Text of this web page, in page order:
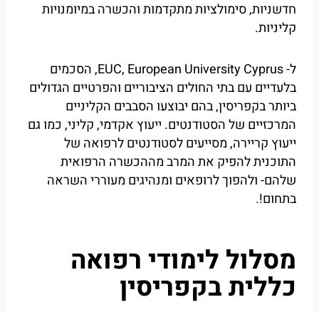
חדשניות, סימולציות מתקדמות והכשרה במיומנויות
קליניות.
ל- EUC, European University Cyprus, הסכמים
בלעדיים עם בתי החולים הציבוריים והפרטיים הגדולים
ביותר בקפריסין, בהם יבוצעו הסבבים הקליניים
המרכזיים של הסטודנטים. ייעוץ אקדמי, קליני, כמו גם
ייעוץ קריירה, מסייעים לסטודנטים לרפואה של
התוכנית להפיק את המרב מההכשרה הרפואית
שלהם- ולהפוך לרופאים ומנהיגים מעוררי השראה
בתחום!.
מסלול לימודי רפואה
כללית בקפריסין